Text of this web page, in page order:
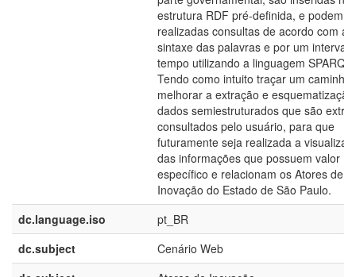
estrutura RDF pré-definida, e podem
realizadas consultas de acordo com a
sintaxe das palavras e por um
tempo utilizando a linguagem SPARQL.
Tendo como intuito traçar um caminho
melhorar a extração e
dados semiestruturados que são
consultados pelo usuário, para que
futuramente seja realizada a
das informações que possuem valor
específico e relacionam os Atores de
Inovação do Estado de São Paulo.
dc.language.iso
pt_BR
dc.subject
Cenário Web